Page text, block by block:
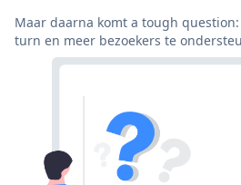
Maar daarna komt a tough
turn en meer bezoekers te